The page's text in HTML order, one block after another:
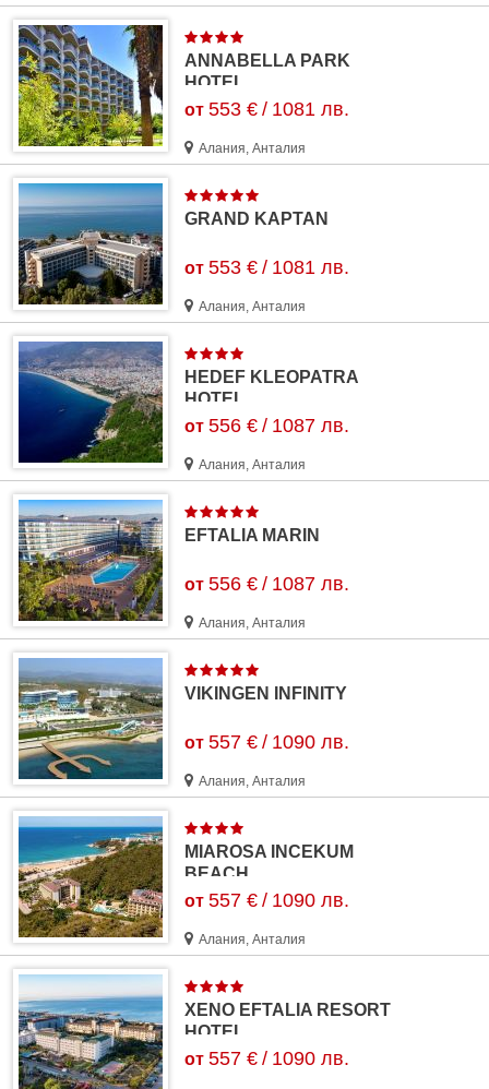
ANNABELLA PARK
HOTEL
от 553 € / 1081 лв.
Алания, Анталия
GRAND KAPTAN
от 553 € / 1081 лв.
Алания, Анталия
HEDEF KLEOPATRA
HOTEL
от 556 € / 1087 лв.
Алания, Анталия
EFTALIA MARIN
от 556 € / 1087 лв.
Алания, Анталия
VIKINGEN INFINITY
от 557 € / 1090 лв.
Алания, Анталия
MIAROSA INCEKUM
BEACH
от 557 € / 1090 лв.
Алания, Анталия
XENO EFTALIA RESORT
HOTEL
от 557 € / 1090 лв.